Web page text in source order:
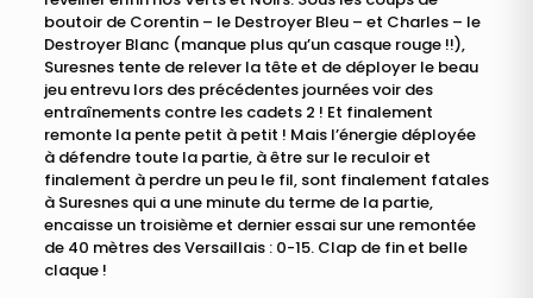
boutoir de Corentin – le Destroyer Bleu – et Charles – le
Destroyer Blanc (manque plus qu’un casque rouge !!),
Suresnes tente de relever la tête et de déployer le beau
jeu entrevu lors des précédentes journées voir des
entraînements contre les cadets 2 ! Et finalement
remonte la pente petit à petit ! Mais l’énergie déployée
à défendre toute la partie, à être sur le reculoir et
finalement à perdre un peu le fil, sont finalement fatales
à Suresnes qui a une minute du terme de la partie,
encaisse un troisième et dernier essai sur une remontée
de 40 mètres des Versaillais : 0-15. Clap de fin et belle
claque !